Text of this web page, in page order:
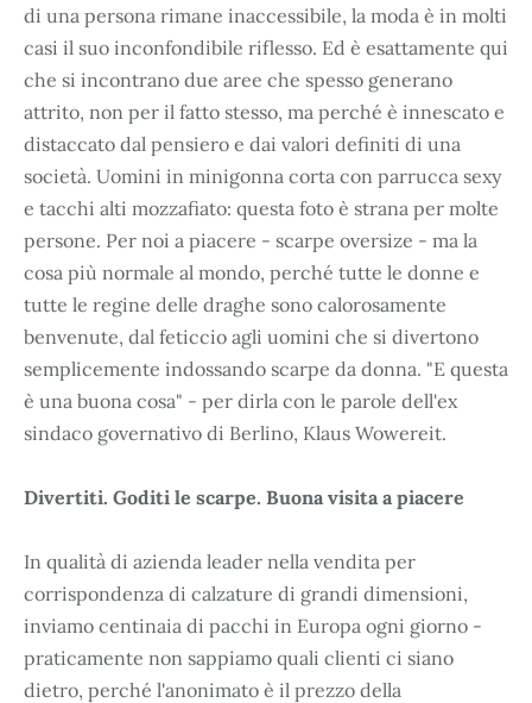
di una persona rimane inaccessibile, la moda è in molti
casi il suo inconfondibile riflesso. Ed è esattamente qui
che si incontrano due aree che spesso generano
attrito, non per il fatto stesso, ma perché è innescato e
distaccato dal pensiero e dai valori definiti di una
società. Uomini in minigonna corta con parrucca sexy
e tacchi alti mozzafiato: questa foto è strana per molte
persone. Per noi a piacere - scarpe oversize - ma la
cosa più normale al mondo, perché tutte le donne e
tutte le regine delle draghe sono calorosamente
benvenute, dal feticcio agli uomini che si divertono
semplicemente indossando scarpe da donna. "E questa
è una buona cosa" - per dirla con le parole dell'ex
sindaco governativo di Berlino, Klaus Wowereit.
Divertiti. Goditi le scarpe. Buona visita a piacere
In qualità di azienda leader nella vendita per
corrispondenza di calzature di grandi dimensioni,
inviamo centinaia di pacchi in Europa ogni giorno -
praticamente non sappiamo quali clienti ci siano
dietro, perché l'anonimato è il prezzo della